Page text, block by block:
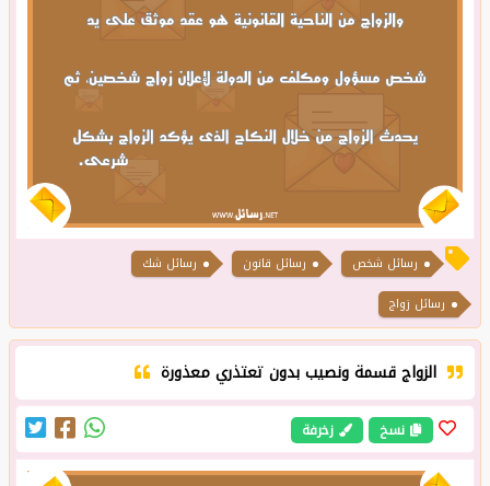
رسائل شخص رسائل قانون
رسائل شك
رسائل زواج
الزواج قسمة ونصيب بدون تعتذري معذورة
نسخ زخرفة